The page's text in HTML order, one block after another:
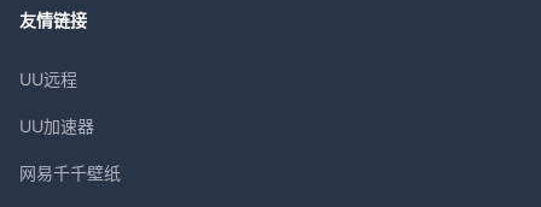
友情链接
UU远程
UU加速器
网易千千壁纸